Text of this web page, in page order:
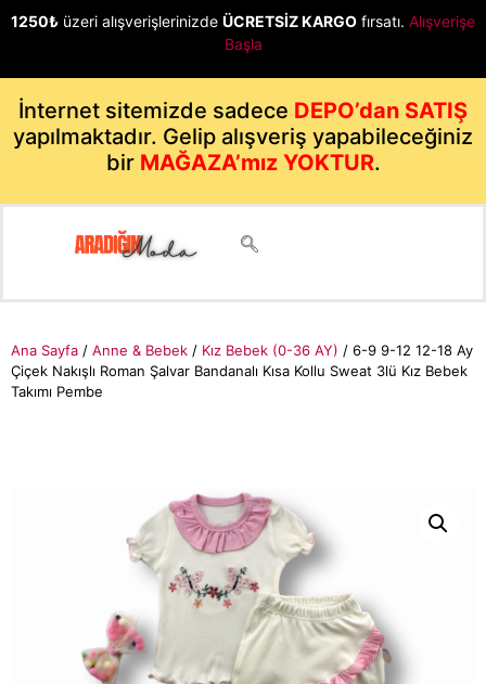
1250₺ üzeri alışverişlerinizde ÜCRETSİZ KARGO fırsatı. Alışverişe
Başla
İnternet sitemizde sadece DEPO’dan SATIŞ
yapılmaktadır. Gelip alışveriş yapabileceğiniz
bir MAĞAZA’mız YOKTUR.
Ana Sayfa / Anne & Bebek / Kız Bebek (0-36 AY) / 6-9 9-12 12-18 Ay
Çiçek Nakışlı Roman Şalvar Bandanalı Kısa Kollu Sweat 3lü Kız Bebek
Takımı Pembe